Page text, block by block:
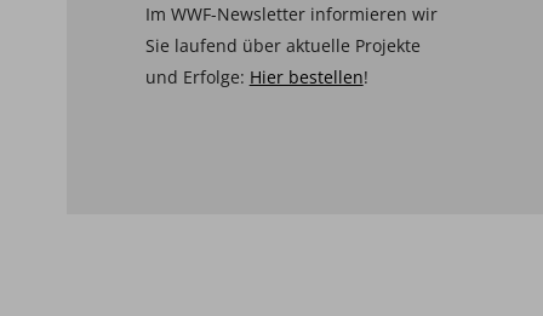
Im WWF-Newsletter informieren wir
Sie laufend über aktuelle Projekte
und Erfolge: Hier bestellen!